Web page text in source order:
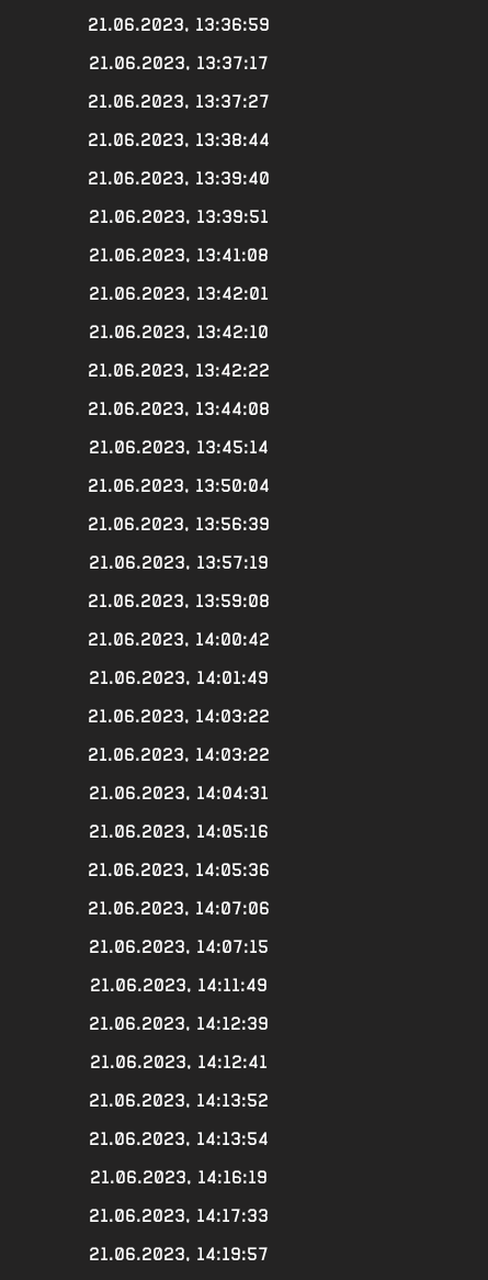
21.06.2023, 13:36:59
21.06.2023, 13:37:17
21.06.2023, 13:37:27
21.06.2023, 13:38:44
21.06.2023, 13:39:40
21.06.2023, 13:39:51
21.06.2023, 13:41:08
21.06.2023, 13:42:01
21.06.2023, 13:42:10
21.06.2023, 13:42:22
21.06.2023, 13:44:08
21.06.2023, 13:45:14
21.06.2023, 13:50:04
21.06.2023, 13:56:39
21.06.2023, 13:57:19
21.06.2023, 13:59:08
21.06.2023, 14:00:42
21.06.2023, 14:01:49
21.06.2023, 14:03:22
21.06.2023, 14:03:22
21.06.2023, 14:04:31
21.06.2023, 14:05:16
21.06.2023, 14:05:36
21.06.2023, 14:07:06
21.06.2023, 14:07:15
21.06.2023, 14:11:49
21.06.2023, 14:12:39
21.06.2023, 14:12:41
21.06.2023, 14:13:52
21.06.2023, 14:13:54
21.06.2023, 14:16:19
21.06.2023, 14:17:33
21.06.2023, 14:19:57